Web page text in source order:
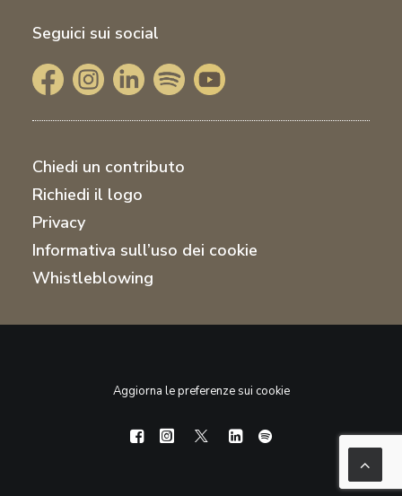
Seguici sui social
Chiedi un contributo
Richiedi il logo
Privacy
Informativa sull’uso dei cookie
Whistleblowing
Aggiorna le preferenze sui cookie